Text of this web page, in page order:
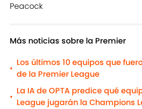
Peacock
Más noticias sobre la Premier
•
Los últimos 10 equipos que
de la Premier League
•
La IA de OPTA predice qué
League jugarán la Champions